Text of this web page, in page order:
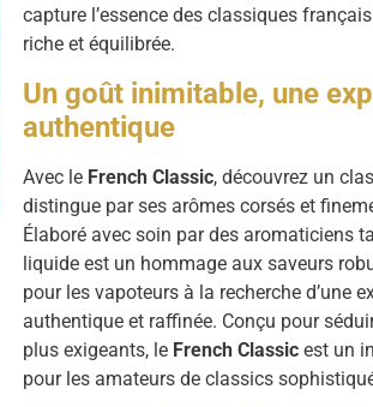
capture l’essence des classiques
riche et équilibrée.
Un goût inimitable, une
authentique
Avec le French Classic, découvrez un
distingue par ses arômes corsés et
Élaboré avec soin par des aromaticiens
liquide est un hommage aux saveurs
pour les vapoteurs à la recherche d’une
authentique et raffinée. Conçu pour
plus exigeants, le French Classic est un
pour les amateurs de classics